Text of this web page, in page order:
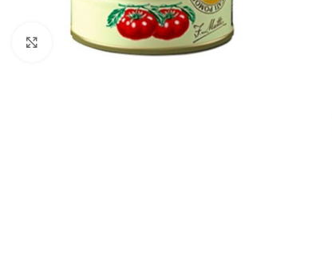
Faceți clic pentru a mări